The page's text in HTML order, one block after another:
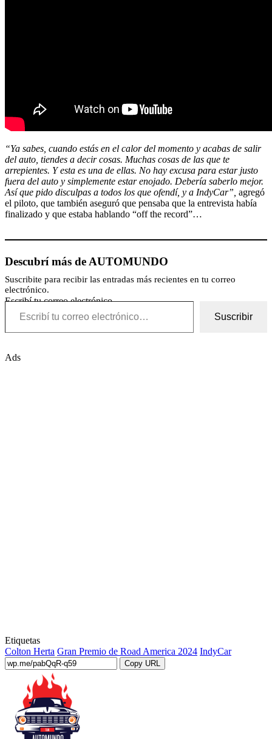
“Ya sabes, cuando estás en el calor del momento y acabas de salir
del auto, tiendes a decir cosas. Muchas cosas de las que te
arrepientes. Y esta es una de ellas. No hay excusa para estar justo
fuera del auto y simplemente estar enojado. Debería saberlo mejor.
Así que pido disculpas a todos los que ofendí, y a IndyCar”, agregó
el piloto, que también aseguró que pensaba que la entrevista había
finalizado y que estaba hablando “off the record”…
Descubrí más de AUTOMUNDO
Suscribite para recibir las entradas más recientes en tu correo
electrónico.
Escribí tu correo electrónico…
Suscribir
Ads
Etiquetas
Colton Herta Gran Premio de Road America 2024 IndyCar
Copy URL